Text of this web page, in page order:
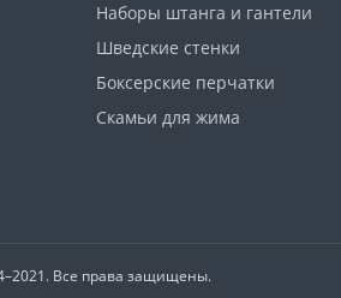
Наборы штанга и гантели
Шведские стенки
Боксерские перчатки
Скамьи для жима
Все права защищены.